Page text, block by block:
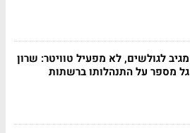
מגיב לגולשים, לא מפעיל טוויטר: שרון
גל מספר על התנהלותו ברשתות